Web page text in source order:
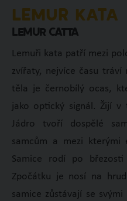
LEMUR KATA
Lemur catta
Lemuři kata patří mezi
zvířaty, nejvíce času tráví
těla je černobílý ocas,
jako optický signál. Žijí
Jádro tvoří dospělé
samcům a mezi kterými
Samice rodí po
Zpočátku je nosí na
samice zůstávají se